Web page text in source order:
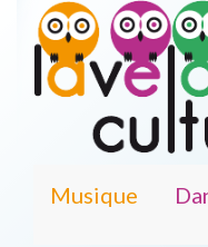
Musique